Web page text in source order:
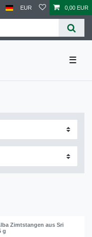
EUR 0,00 EUR
☰
Zimtstangen aus Sri
g